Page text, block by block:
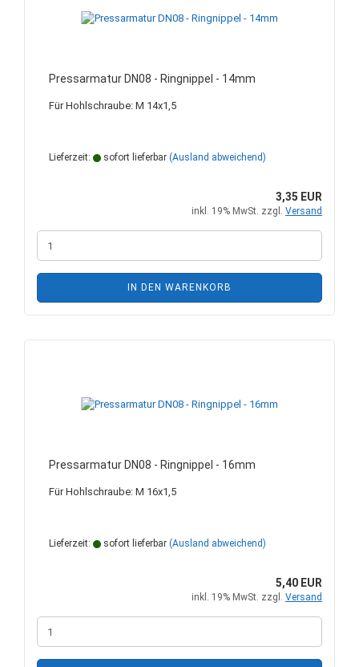
Pressarmatur DN08 - Ringnippel - 14mm
Für Hohlschraube: M 14x1,5
Lieferzeit: sofort lieferbar (Ausland abweichend)
3,35 EUR
inkl. 19% MwSt. zzgl. Versand
IN DEN WARENKORB
Pressarmatur DN08 - Ringnippel - 16mm
Für Hohlschraube: M 16x1,5
Lieferzeit: sofort lieferbar (Ausland abweichend)
5,40 EUR
inkl. 19% MwSt. zzgl. Versand